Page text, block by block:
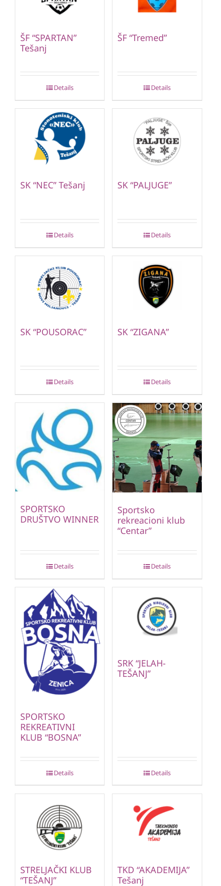
ŠF “SPARTAN”
Tešanj
Details
ŠF “Tremed”
Details
SK “NEC” Tešanj
Details
SK “PALJUGE”
Details
SK “POUSORAC”
Details
SK “ZIGANA”
Details
SPORTSKO
DRUŠTVO WINNER
Details
Sportsko
rekreacioni klub
“Centar”
Details
SPORTSKO
REKREATIVNI
KLUB “BOSNA”
Details
SRK “JELAH-
TEŠANJ”
Details
STRELJAČKI KLUB
“TEŠANJ”
TKD “AKADEMIJA”
Tešanj